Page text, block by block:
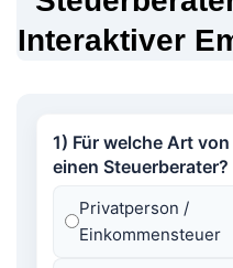
Interaktiver
1) Für welche Art
einen Steuerberater?
Privatperson /
Einkommensteuer